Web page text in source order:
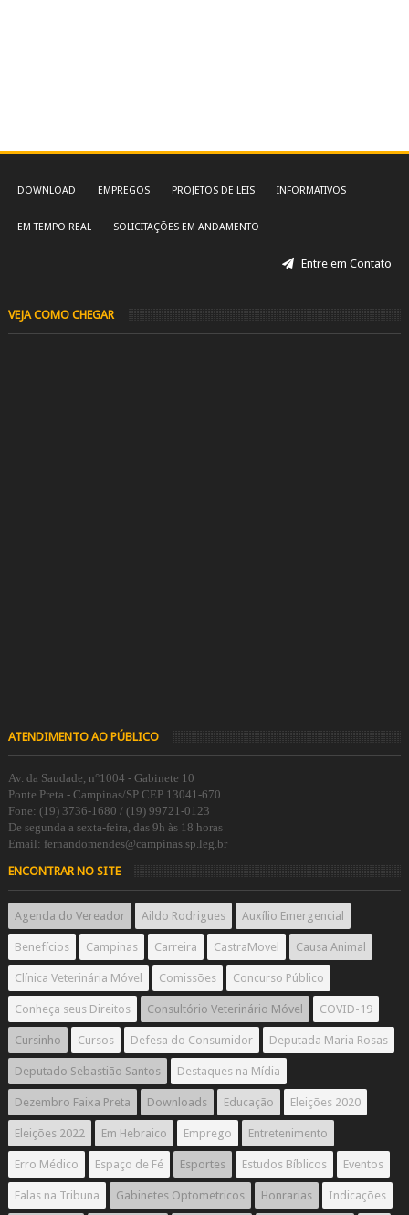
DOWNLOAD EMPREGOS PROJETOS DE LEIS INFORMATIVOS
EM TEMPO REAL SOLICITAÇÕES EM ANDAMENTO
Entre em Contato
VEJA COMO CHEGAR
ATENDIMENTO AO PÚBLICO
Av. da Saudade, n°1004 - Gabinete 10
Ponte Preta - Campinas/SP CEP 13041-670
Fone: (19) 3736-1680 / (19) 99721-0123
De segunda a sexta-feira, das 9h às 18 horas
Email: fernandomendes@campinas.sp.leg.br
ENCONTRAR NO SITE
Agenda do Vereador Aildo Rodrigues Auxílio Emergencial
Benefícios Campinas Carreira CastraMovel Causa Animal
Clínica Veterinária Móvel Comissões Concurso Público
Conheça seus Direitos Consultório Veterinário Móvel COVID-19
Cursinho Cursos Defesa do Consumidor Deputada Maria Rosas
Deputado Sebastião Santos Destaques na Mídia
Dezembro Faixa Preta Downloads Educação Eleições 2020
Eleições 2022 Em Hebraico Emprego Entretenimento
Erro Médico Espaço de Fé Esportes Estudos Bíblicos Eventos
Falas na Tribuna Gabinetes Optometricos Honrarias Indicações